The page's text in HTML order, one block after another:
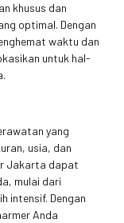
khusus dan
optimal. Dengan
waktu dan
untuk hal-
yang
usia, dan
Jakarta dapat
mulai dari
intensif. Dengan
Anda